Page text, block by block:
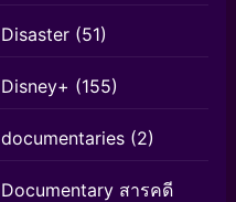
Disaster (51)
Disney+ (155)
documentaries (2)
Documentary สารคดี